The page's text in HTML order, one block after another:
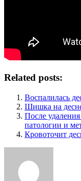
Related posts:
Воспалилась
Шишка на
После
патологии и
Кровоточит